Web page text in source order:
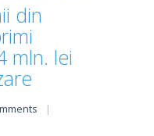
din
mln. lei
|